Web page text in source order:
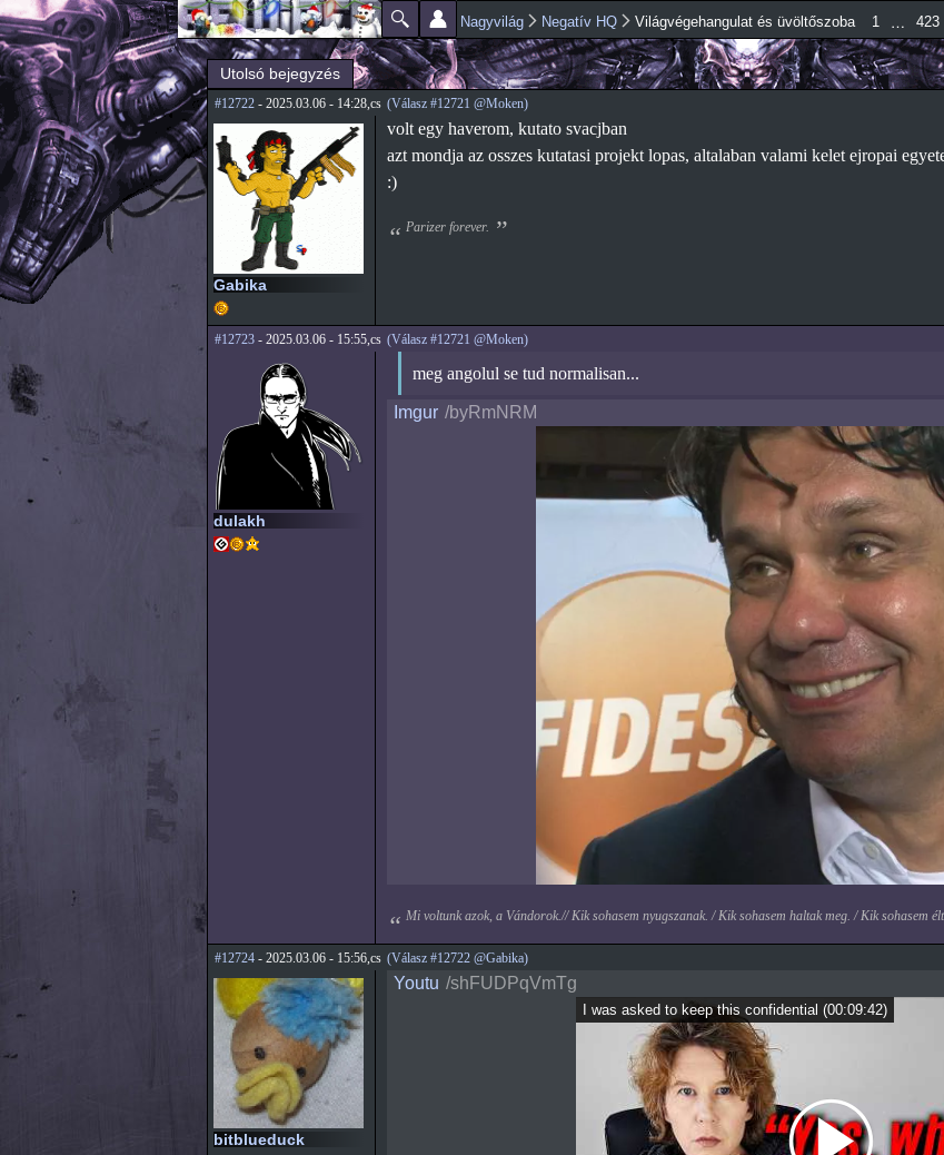
Ugrás a
tartalomra
Főmenü
Jelenlegi hely Nagyvilág Negatív HQ Világvégehangulat és üvöltőszoba 1 … 423
Utolsó bejegyzés
#12722- 2025.03.06 - 14:28,cs (Válasz #12721 @Moken)
Gabika
volt egy haverom, kutato svacjban
azt mondja az osszes kutatasi projekt lopas, altalaban valami kelet ejropai
:)
Parizer forever.
#12723- 2025.03.06 - 15:55,cs (Válasz #12721 @Moken)
dulakh
meg angolul se tud normalisan...
Imgur /byRmNRM
Mi voltunk azok, a Vándorok.// Kik sohasem nyugszanak. / Kik sohasem haltak meg. / Kik sohasem
#12724- 2025.03.06 - 15:56,cs (Válasz #12722 @Gabika)
bitblueduck
Youtu /shFUDPqVmTg
I was asked to keep this confidential (00:09:42)